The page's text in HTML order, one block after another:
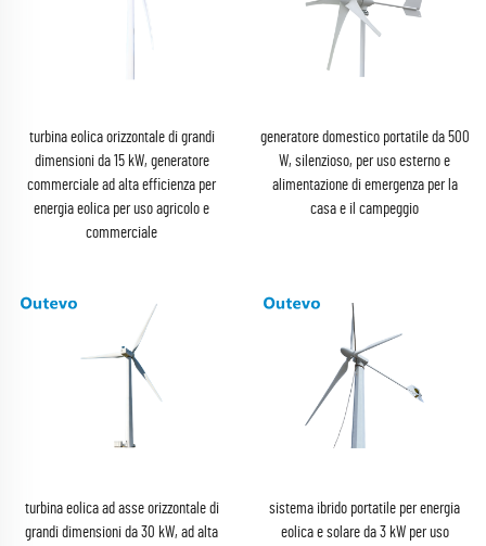
turbina eolica orizzontale di grandi
dimensioni da 15 kW, generatore
commerciale ad alta efficienza per
energia eolica per uso agricolo e
commerciale
generatore domestico portatile da 500
W, silenzioso, per uso esterno e
alimentazione di emergenza per la
casa e il campeggio
turbina eolica ad asse orizzontale di
grandi dimensioni da 30 kW, ad alta
sistema ibrido portatile per energia
eolica e solare da 3 kW per uso